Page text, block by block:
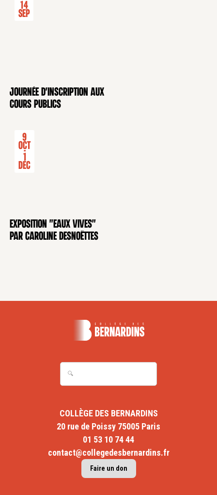
CONFÉRENCE
14
Sep
Journée d'inscription aux
cours publics
EXPOSITION
9
Oct
-
1
Déc
Exposition "Eaux Vives"
par Caroline Desnoëttes
COLLÈGE DES BERNARDINS
20 rue de Poissy 75005 Paris
01 53 10 74 44
contact@collegedesbernardins.fr
Faire un don